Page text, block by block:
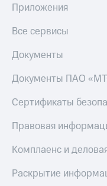
Приложения
Все сервисы
Документы
Документы ПАО
Сертификаты
Правовая
Комплаенс и
Раскрытие